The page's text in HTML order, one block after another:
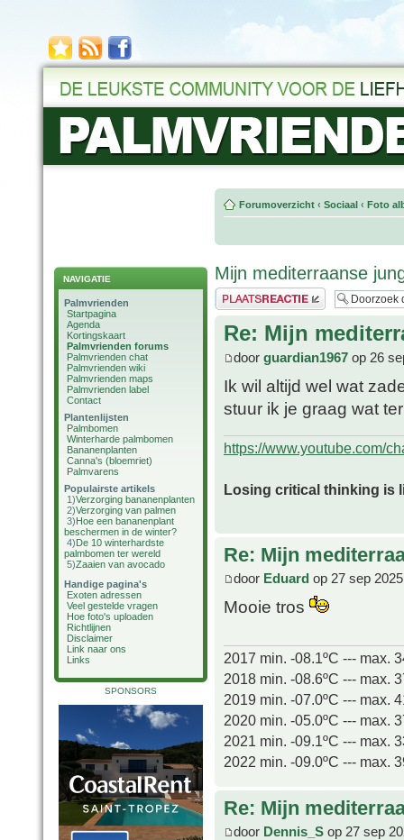
NAVIGATIE
Palmvrienden
Startpagina
Agenda
Kortingskaart
Palmvrienden forums
Palmvrienden chat
Palmvrienden wiki
Palmvrienden maps
Palmvrienden label
Contact
Plantenlijsten
Palmbomen
Winterharde palmbomen
Bananenplanten
Canna's (bloemriet)
Palmvarens
Populairste artikels
1)Verzorging bananenplanten
2)Verzorging van palmen
3)Hoe een bananenplant
beschermen in de winter?
4)De 10 winterhardste
palmbomen ter wereld
5)Zaaien van avocado
Handige pagina's
Exoten adressen
Veel gestelde vragen
Hoe foto's uploaden
Richtlijnen
Disclaimer
Link naar ons
Links
SPONSORS
Forumoverzicht ‹ Sociaal ‹ Foto
Mijn mediterraanse
Plaats een reactie
Re: Mijn
door guardian1967 op 26
Ik wil altijd wel wat
stuur ik je graag wat
https://www.youtube.com/
Losing critical thinking is
Re: Mijn
door Eduard op 27 sep
Mooie tros
2017 min. -08.1ºC --- max.
2018 min. -08.6ºC --- max.
2019 min. -07.0ºC --- max.
2020 min. -05.0ºC --- max.
2021 min. -09.1ºC --- max.
2022 min. -09.0ºC --- max.
Re: Mijn
door Dennis_S op 27 sep